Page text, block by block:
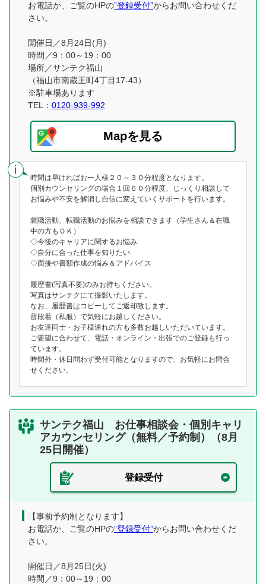
お電話か、ご覧のHPの”登録受付”からお問い合わせくだ
さい。
開催日／8月24日(月)
時間／9：00～19：00
場所／サンテク福山
（福山市南蔵王町4丁目17-43）
※駐車場あります
TEL： 0120-939-992
Mapを見る
時間は早ければお一人様２０～３０分程度となります。
個別カウンセリングの場合１回６０分程度、じっくり相談して
お悩みや不安を解消し自信に変えていくサポートを行います。
就職活動、転職活動のお悩みを相談できます（学生さん＆在職
中の方もＯＫ）
◇今後のキャリアに関するお悩み
◇自分に合った仕事を知りたい
◇面接や書類作成の悩み＆アドバイス
履歴書(写真不要)のみお持ちください。
写真はサンテクにて撮影いたします。
なお、履歴書はコピーしてご返却致します。
普段着（私服）で気軽にお越しください。
お友達同士・お子様連れの方も多数お越しいただいています。
ご要望に合わせて、電話・オンライン・出張でのご登録も行っ
ています。
時間外・休日問わず受付可能となりますので、お気軽にお問合
せください。
サンテク福山 お仕事相談会・個別キャリ
アカウンセリング（無料／予約制）（8月
25日開催）
登録受付
【事前予約制となります】
お電話か、ご覧のHPの”登録受付”からお問い合わせくだ
さい。
開催日／8月25日(火)
時間／9：00～19：00